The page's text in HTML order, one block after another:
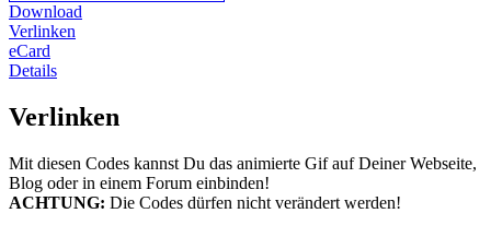
Download
Verlinken
eCard
Details
Verlinken
Mit diesen Codes kannst Du das animierte Gif auf Deiner Webseite,
Blog oder in einem Forum einbinden!
ACHTUNG: Die Codes dürfen nicht verändert werden!